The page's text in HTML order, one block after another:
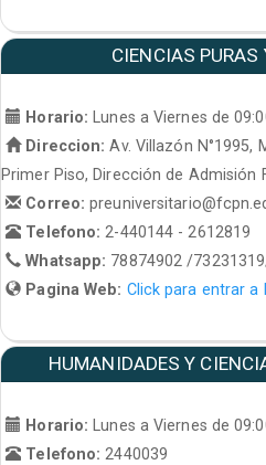
CIENCIAS PURAS
Horario:
Lunes a Viernes de
Direccion: Av. Villazón N°1995,
Primer Piso, Dirección de Admisión
Correo:
Telefono: 2-440144 - 2612819
Whatsapp: 78874902 /
Pagina Web: Click para entrar a
HUMANIDADES Y
Horario: Lunes a Viernes de
Telefono:2440039